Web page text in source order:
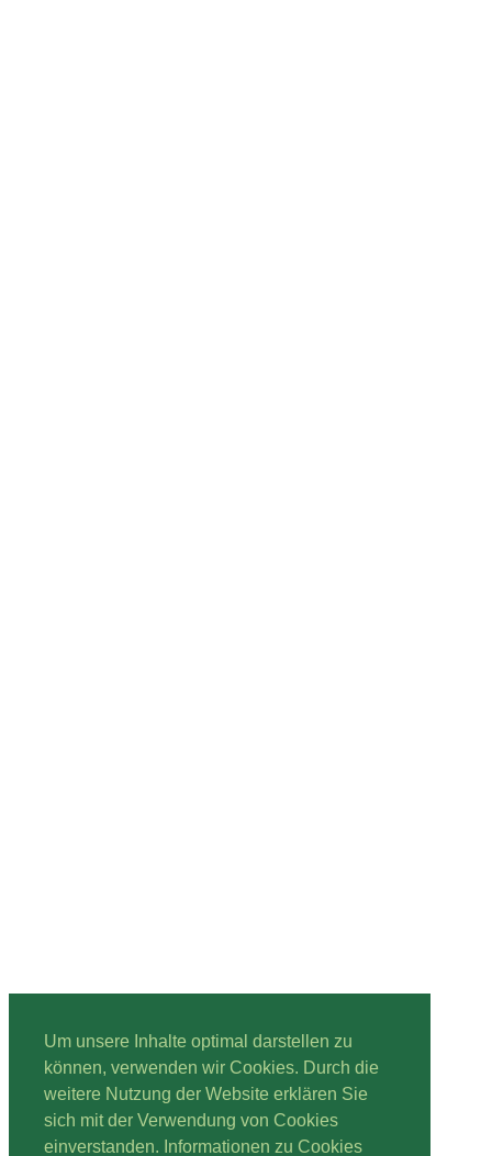
Um unsere Inhalte optimal darstellen zu
können, verwenden wir Cookies. Durch die
weitere Nutzung der Website erklären Sie
sich mit der Verwendung von Cookies
einverstanden. Informationen zu Cookies